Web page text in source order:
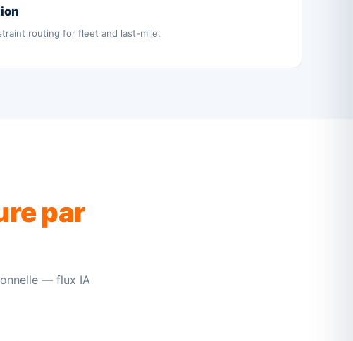
routing for fleet and last-mile.
par
— flux IA